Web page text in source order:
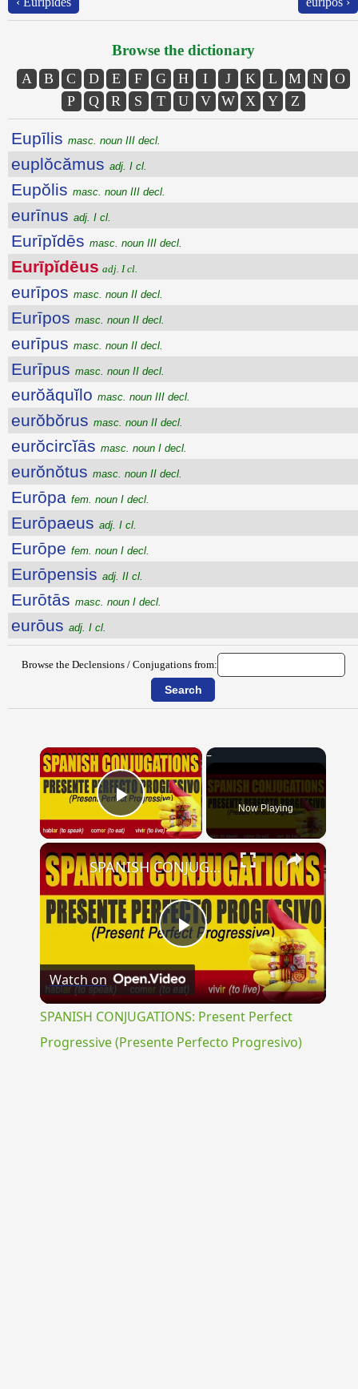
Browse the dictionary
A B C D E F G H I J K L M N
O
P
Q R S T U V W X Y Z
Eupīlis masc. noun III decl.
euplŏcămus adj. I cl.
Eupŏlis masc. noun III decl.
eurīnus adj. I cl.
Eurīpĭdēs masc. noun III decl.
Eurīpĭdēus adj. I cl.
eurīpos masc. noun II decl.
Eurīpos masc. noun II decl.
eurīpus masc. noun II decl.
Eurīpus masc. noun II decl.
eurŏăquĭlo masc. noun III decl.
eurŏbŏrus masc. noun II decl.
eurŏcircĭās masc. noun I decl.
eurŏnŏtus masc. noun II decl.
Eurōpa fem. noun I decl.
Eurōpaeus adj. I cl.
Eurōpe fem. noun I decl.
Eurōpensis adj. II cl.
Eurōtās masc. noun I decl.
eurōus adj. I cl.
Browse the Declensions / Conjugations from:
×
Play Video Now Playing
×
Play
Video
SPANISH CONJUGATIONS: Present Perfect Progressive (Presente Perfecto Progresivo)
Watch on
SPANISH CONJUGATIONS: Present Perfect
Progressive (Presente Perfecto Progresivo)